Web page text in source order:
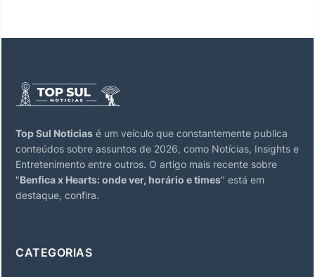
Top Sul Noticias é um veículo que constantemente publica
conteúdos sobre assuntos de 2026, como Notícias, Insights e
Entretenimento entre outros. O artigo mais recente sobre
"Benfica x Hearts: onde ver, horário e times" está em
destaque, confira.
CATEGORIAS